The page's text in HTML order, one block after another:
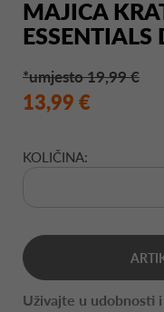
MAJICA
*umjesto 19,99 €
13,99 €
KOLIČINA:
Uživajte u udobnosti